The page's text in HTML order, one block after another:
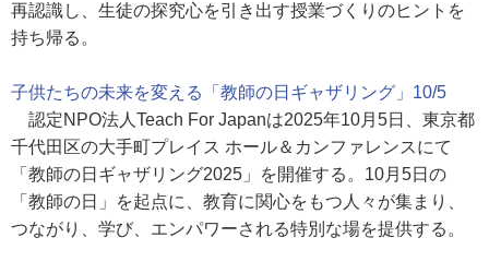
再認識し、生徒の探究心を引き出す授業づくりのヒントを
持ち帰る。
子供たちの未来を変える「教師の日ギャザリング」10/5
認定NPO法人Teach For Japanは2025年10月5日、東京都
千代田区の大手町プレイス ホール＆カンファレンスにて
「教師の日ギャザリング2025」を開催する。10月5日の
「教師の日」を起点に、教育に関心をもつ人々が集まり、
つながり、学び、エンパワーされる特別な場を提供する。